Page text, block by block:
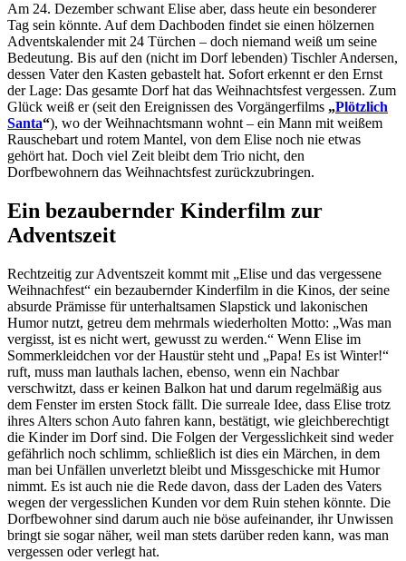
Am 24. Dezember schwant Elise aber, dass heute ein besonderer
Tag sein könnte. Auf dem Dachboden findet sie einen hölzernen
Adventskalender mit 24 Türchen – doch niemand weiß um seine
Bedeutung. Bis auf den (nicht im Dorf lebenden) Tischler Andersen,
dessen Vater den Kasten gebastelt hat. Sofort erkennt er den Ernst
der Lage: Das gesamte Dorf hat das Weihnachtsfest vergessen. Zum
Glück weiß er (seit den Ereignissen des Vorgängerfilms „Plötzlich
Santa“), wo der Weihnachtsmann wohnt – ein Mann mit weißem
Rauschebart und rotem Mantel, von dem Elise noch nie etwas
gehört hat. Doch viel Zeit bleibt dem Trio nicht, den
Dorfbewohnern das Weihnachtsfest zurückzubringen.
Ein bezaubernder Kinderfilm zur
Adventszeit
Rechtzeitig zur Adventszeit kommt mit „Elise und das vergessene
Weihnachfest“ ein bezaubernder Kinderfilm in die Kinos, der seine
absurde Prämisse für unterhaltsamen Slapstick und lakonischen
Humor nutzt, getreu dem mehrmals wiederholten Motto: „Was man
vergisst, ist es nicht wert, gewusst zu werden.“ Wenn Elise im
Sommerkleidchen vor der Haustür steht und „Papa! Es ist Winter!“
ruft, muss man lauthals lachen, ebenso, wenn ein Nachbar
verschwitzt, dass er keinen Balkon hat und darum regelmäßig aus
dem Fenster im ersten Stock fällt. Die surreale Idee, dass Elise trotz
ihres Alters schon Auto fahren kann, bestätigt, wie gleichberechtigt
die Kinder im Dorf sind. Die Folgen der Vergesslichkeit sind weder
gefährlich noch schlimm, schließlich ist dies ein Märchen, in dem
man bei Unfällen unverletzt bleibt und Missgeschicke mit Humor
nimmt. Es ist auch nie die Rede davon, dass der Laden des Vaters
wegen der vergesslichen Kunden vor dem Ruin stehen könnte. Die
Dorfbewohner sind darum auch nie böse aufeinander, ihr Unwissen
bringt sie sogar näher, weil man stets darüber reden kann, was man
vergessen oder verlegt hat.